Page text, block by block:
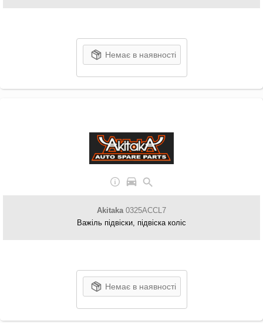
Немає в наявності
Akitaka0325ACCL7
Важіль підвіски, підвіска коліс
Немає в наявності